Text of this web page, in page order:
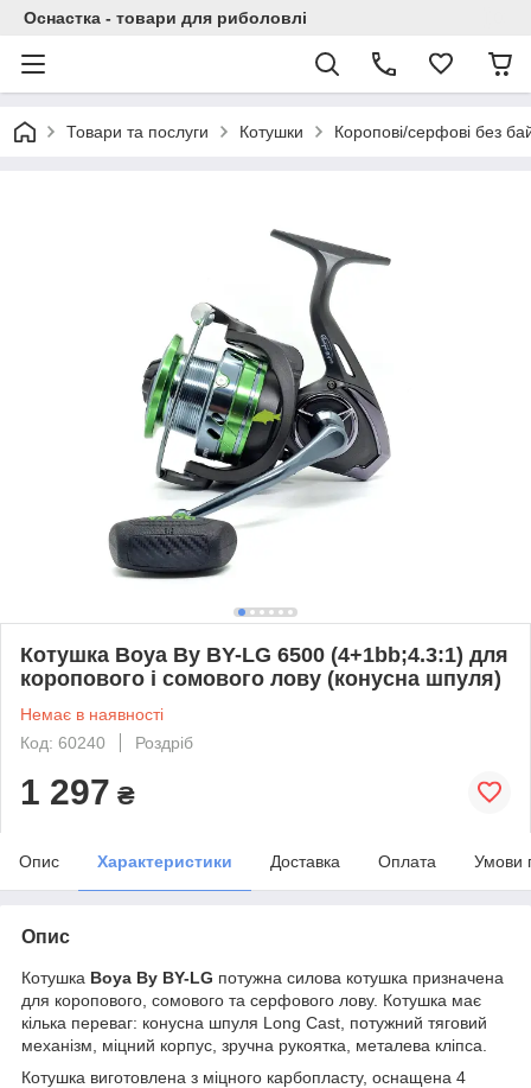
Оснастка - товари для риболовлі
Товари та послуги Котушки Коропові/серфові без
Котушка Boya By BY-LG 6500 (4+1bb;4.3:1) для
коропового і сомового лову (конусна шпуля)
Немає в наявності
Код: 60240
Роздріб
1 297 ₴
Опис Характеристики Доставка Оплата Умови
Опис
Котушка Boya By BY-LG потужна силова котушка призначена
для коропового, сомового та серфового лову. Котушка має
кілька переваг: конусна шпуля Long Cast, потужний тяговий
механізм, міцний корпус, зручна рукоятка, металева кліпса.
Котушка виготовлена з міцного карбопласту, оснащена 4